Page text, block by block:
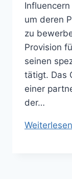
um deren
zu
Provision
seinen
tätigt. Das
einer
der…
Weiterlesen